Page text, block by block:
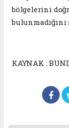
bölgelerini
KAYNAK :